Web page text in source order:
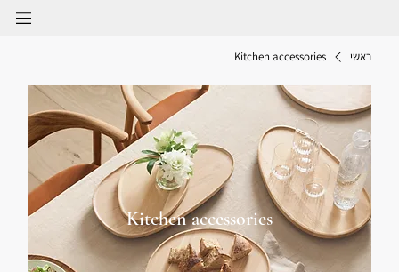
ראשי Kitchen accessories
Kitchen accessories